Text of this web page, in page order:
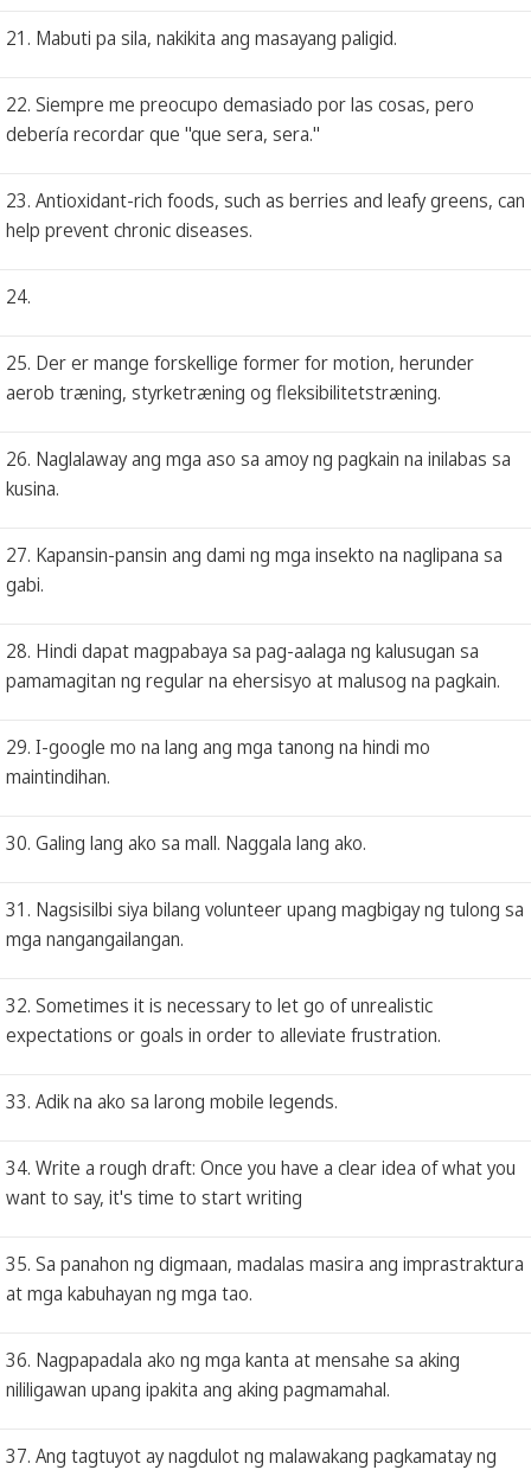
21. Mabuti pa sila, nakikita ang masayang paligid.
22. Siempre me preocupo demasiado por las cosas, pero
debería recordar que "que sera, sera."
23. Antioxidant-rich foods, such as berries and leafy greens, can
help prevent chronic diseases.
24.
25. Der er mange forskellige former for motion, herunder
aerob træning, styrketræning og fleksibilitetstræning.
26. Naglalaway ang mga aso sa amoy ng pagkain na inilabas sa
kusina.
27. Kapansin-pansin ang dami ng mga insekto na naglipana sa
gabi.
28. Hindi dapat magpabaya sa pag-aalaga ng kalusugan sa
pamamagitan ng regular na ehersisyo at malusog na pagkain.
29. I-google mo na lang ang mga tanong na hindi mo
maintindihan.
30. Galing lang ako sa mall. Naggala lang ako.
31. Nagsisilbi siya bilang volunteer upang magbigay ng tulong sa
mga nangangailangan.
32. Sometimes it is necessary to let go of unrealistic
expectations or goals in order to alleviate frustration.
33. Adik na ako sa larong mobile legends.
34. Write a rough draft: Once you have a clear idea of what you
want to say, it's time to start writing
35. Sa panahon ng digmaan, madalas masira ang imprastraktura
at mga kabuhayan ng mga tao.
36. Nagpapadala ako ng mga kanta at mensahe sa aking
nililigawan upang ipakita ang aking pagmamahal.
37. Ang tagtuyot ay nagdulot ng malawakang pagkamatay ng